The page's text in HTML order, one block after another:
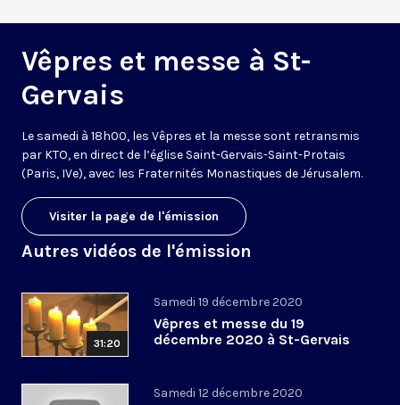
Vêpres et messe à St-
Gervais
Le samedi à 18h00, les Vêpres et la messe sont retransmis
par KTO, en direct de l’église Saint-Gervais-Saint-Protais
(Paris, IVe), avec les Fraternités Monastiques de Jérusalem.
Visiter la page de l'émission
Autres vidéos de l'émission
31:20
Samedi 19 décembre 2020
Vêpres et messe du 19
décembre 2020 à St-Gervais
Samedi 12 décembre 2020